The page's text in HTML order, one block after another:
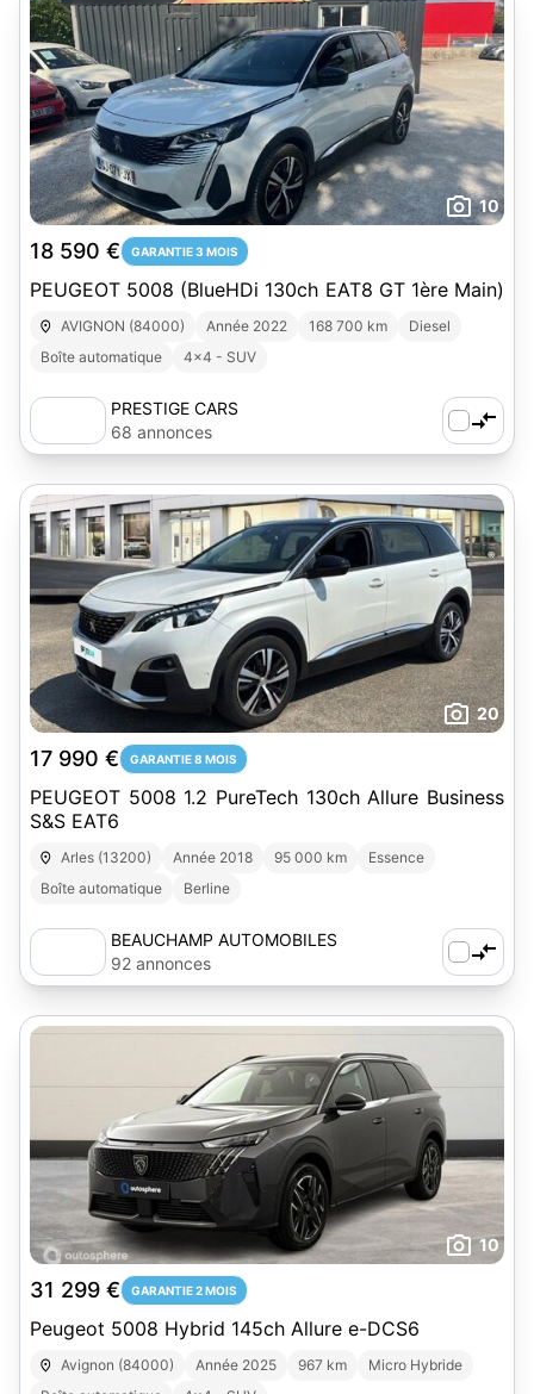
10
18 590 € GARANTIE 3 MOIS
PEUGEOT 5008 (BlueHDi 130ch EAT8 GT 1ère Main)
AVIGNON (84000) Année 2022 168 700 km
Diesel
Boîte automatique
4x4 - SUV
PRESTIGE CARS
68 annonces
20
17 990 € GARANTIE 8 MOIS
PEUGEOT 5008 1.2 PureTech 130ch Allure Business
S&S EAT6
Arles (13200) Année 2018 95 000 km
Essence
Boîte automatique
Berline
BEAUCHAMP AUTOMOBILES
92 annonces
10
31 299 € GARANTIE 2 MOIS
Peugeot 5008 Hybrid 145ch Allure e-DCS6
Avignon (84000) Année 2025 967 km
Micro Hybride